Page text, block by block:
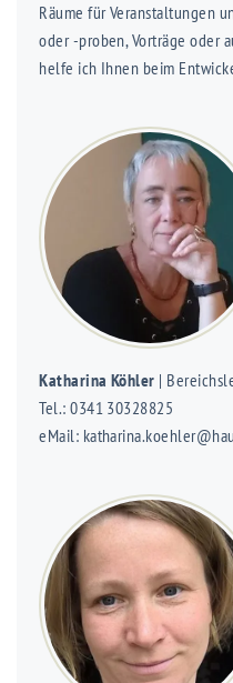
Räume für Veranstaltungen
oder -proben, Vorträge oder
helfe ich Ihnen beim
Katharina Köhler |
Tel.: 0341 30328825
eMail: